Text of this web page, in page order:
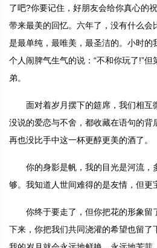
了吧?你要记住，好朋友会给你真心的
带来最美的回忆。六年了，没有什么会
是最单纯，最唯美，最圣洁的。小时的
个人闹脾气生气的说：“不和你玩了!”
弟。
面对着岁月摆下的筵席，我们相互
没说的爱恋与不舍，都收藏在语句的背
再也没比手中这一杯更醇更美的酒了。
你的身影是帆，我的目光是河流，
够。我知道人世间难得的是友情，但更
你终于要走了，但你把花的形象留
下来，你把我们共同浇灌的希望也留了